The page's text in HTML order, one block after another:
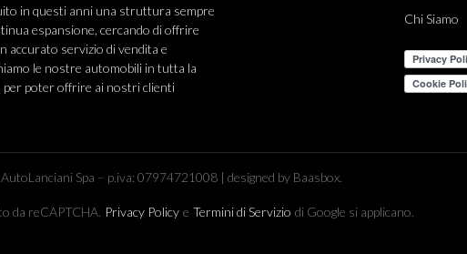
in questi anni una struttura sempre
espansione, cercando di offrire
accurato servizio di vendita e
le nostre automobili in tutta la
per poter offrire ai nostri clienti
Chi Siamo
Spa – p.iva: 07974721008 | designed by Baasbox.
da reCAPTCHA. Privacy Policy e Termini di Servizio di Google si applicano.